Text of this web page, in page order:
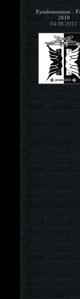
Pandemonium -
2010
04.06.2011